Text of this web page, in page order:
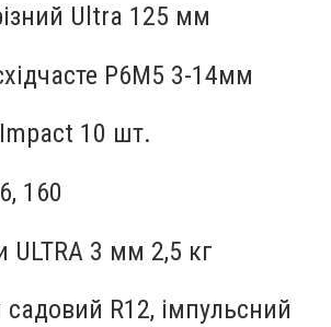
Ultra 125 мм
Р6М5 3-14мм
Impact 10 шт.
160
ULTRA 3 мм 2,5 кг
R12, імпульсний